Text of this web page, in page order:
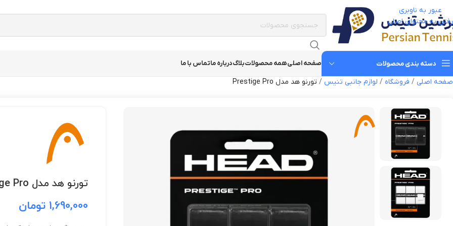
عبور به ناوبری
رفتن به محتوای اصلی
دسته بندی محصولات صفحه اصلیهمه محصولاتبلاگدرباره ماتماس با ما
صفحه اصلی / فروشگاه / لوازم جانبی تنیس / تورنو هد مدل Prestige Pro
تورنو هد مدل Prestige Pro
1,690,000 تومان